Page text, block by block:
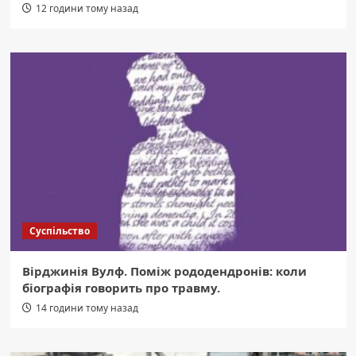
12 години тому назад
Суспільство
Вірджинія Вулф. Поміж рододендронів: коли
біографія говорить про травму.
14 години тому назад